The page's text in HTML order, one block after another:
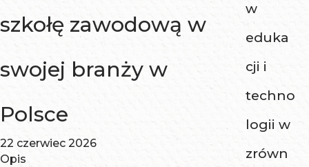
szkołę zawodową w
swojej branży w
Polsce
22 czerwiec 2026
Opis
w
eduka
cji i
techno
logii w
zrówn